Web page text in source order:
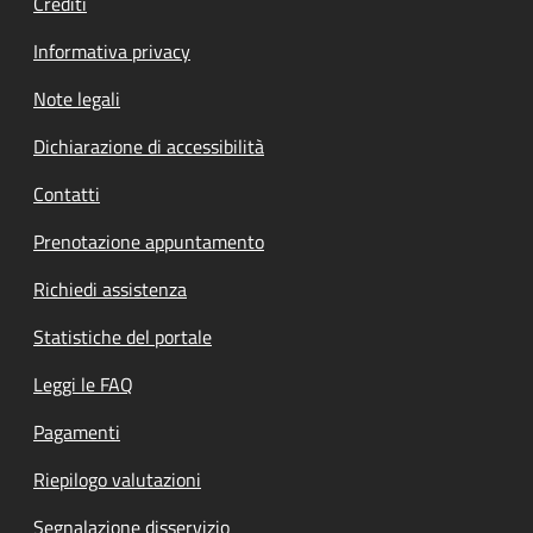
Informativa privacy
Note legali
Dichiarazione di accessibilità
Contatti
Prenotazione appuntamento
Richiedi assistenza
Statistiche del portale
Leggi le FAQ
Pagamenti
Riepilogo valutazioni
Segnalazione disservizio